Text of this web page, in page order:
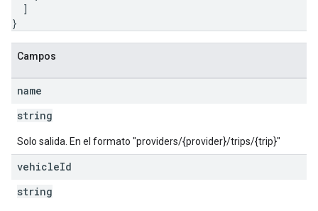
]
}
Campos
name
string
Solo salida. En el formato "providers/{provider}/trips/{trip}"
vehicleId
string